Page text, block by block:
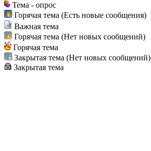
Тема - опрос
Горячая тема (Есть новые сообщения)
Важная тема
Горячая тема (Нет новых сообщений)
Горячая тема
Закрытая тема (Нет новых сообщений)
Закрытая тема